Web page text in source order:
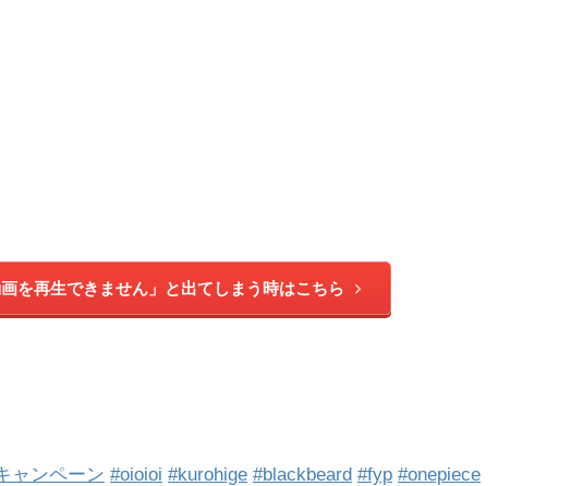
画を再生できません」と出てしまう時はこちら
ャンペーン #oioioi #kurohige #blackbeard #fyp #onepiece